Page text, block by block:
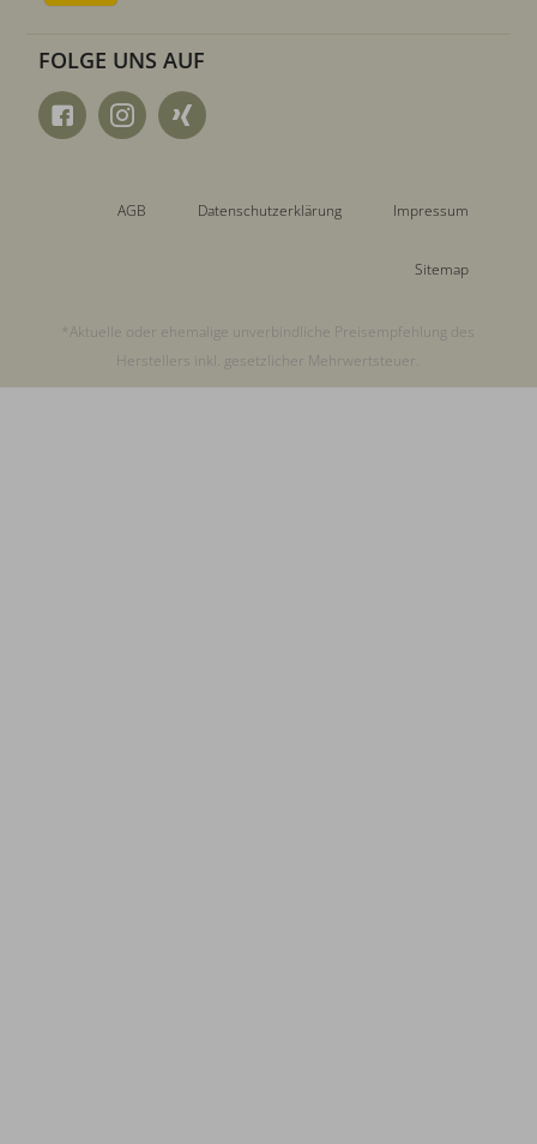
FOLGE UNS AUF
AGB Datenschutzerklärung Impressum
Sitemap
*Aktuelle oder ehemalige unverbindliche Preisempfehlung des
Herstellers inkl. gesetzlicher Mehrwertsteuer.